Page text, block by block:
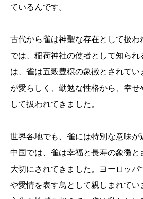
ているんです。
古代から雀は神聖な存在として扱わ
では、稲荷神社の使者として知られ
は、雀は五穀豊穣の象徴とされて
が愛らしく、勤勉な性格から、幸せ
して扱われてきました。
世界各地でも、雀には特別な意味が
中国では、雀は幸福と長寿の象徴と
大切にされてきました。ヨーロッ
や愛情を表す鳥として親しまれてい